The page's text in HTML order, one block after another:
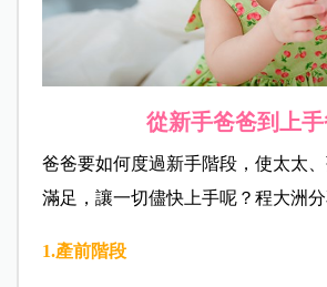
從新手爸爸到上
爸爸要如何度過新手階段，使太太
滿足，讓一切儘快上手呢？程大洲分
1.產前階段